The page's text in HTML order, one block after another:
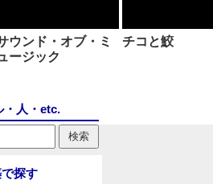
ウンド・オブ・ミ
ージック
チコと鮫
・人・etc.
探す